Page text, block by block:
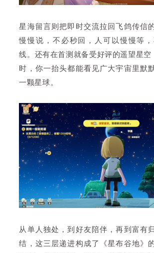
星海留言则把即时交流拉回飞鸽传信
慢慢说，不必秒回，人可以慢慢等
线。还有在首测就备受好评的遥望星空
时，你一抬头都能看见广大宇宙里默
一颗星球。
从单人独处，到好友陪伴，再到富有
结，这三层递进构成了《星布谷地》